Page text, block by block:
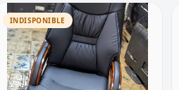
INDISPONIBLE